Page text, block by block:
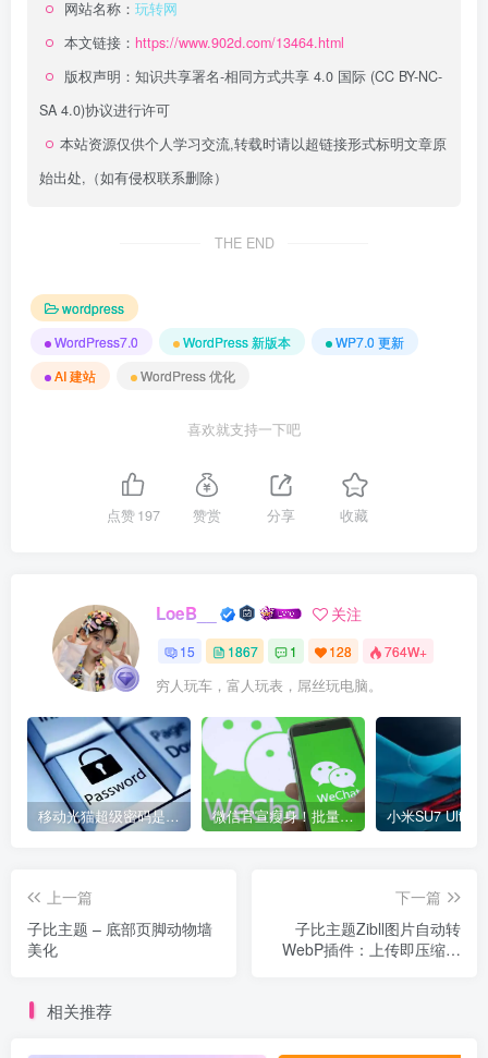
网站名称： 玩转网
本文链接： https://www.902d.com/13464.html
版权声明： 知识共享署名-相同方式共享 4.0 国际 (CC BY-NC-
SA 4.0)协议进行许可
本站资源仅供个人学习交流,转载时请以超链接形式标明文章原
始出处,（如有侵权联系删除）
THE END
wordpress
WordPress7.0
WordPress 新版本
WP7.0 更新
AI 建站
WordPress 优化
喜欢就支持一下吧
点赞197 赞赏 分享 收藏
LoeB__ 关注
15 1867 1 128 764W+
穷人玩车，富人玩表，屌丝玩电脑。
移动光猫超级密码是多少？移动光猫超级管理员后台账号与密码 微信官宣瘦身！批量清理原图新功能来了 安卓、iOS均可使用
上一篇
子比主题 – 底部页脚动物墙
美化
下一篇
子比主题Zibll图片自动转
WebP插件：上传即压缩，
相关推荐